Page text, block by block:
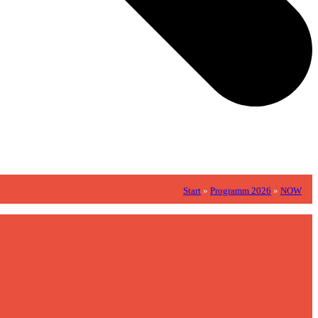
Start » Programm 2026 » NOW